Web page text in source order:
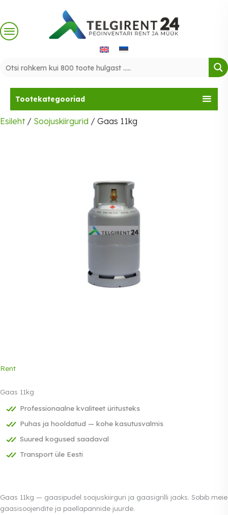
content
Tootekategooriad
Esileht/ Soojuskiirgurid / Gaas 11kg
Rent
Gaas 11kg
Professionaalne kvaliteet üritusteks
Puhas ja hooldatud — kohe kasutusvalmis
Suured kogused saadaval
Transport üle Eesti
Gaas 11kg — gaasipudel soojuskiirguri ja gaasigrilli jaoks. Sobib meie
gaasisoojendite ja paellapannide juurde.